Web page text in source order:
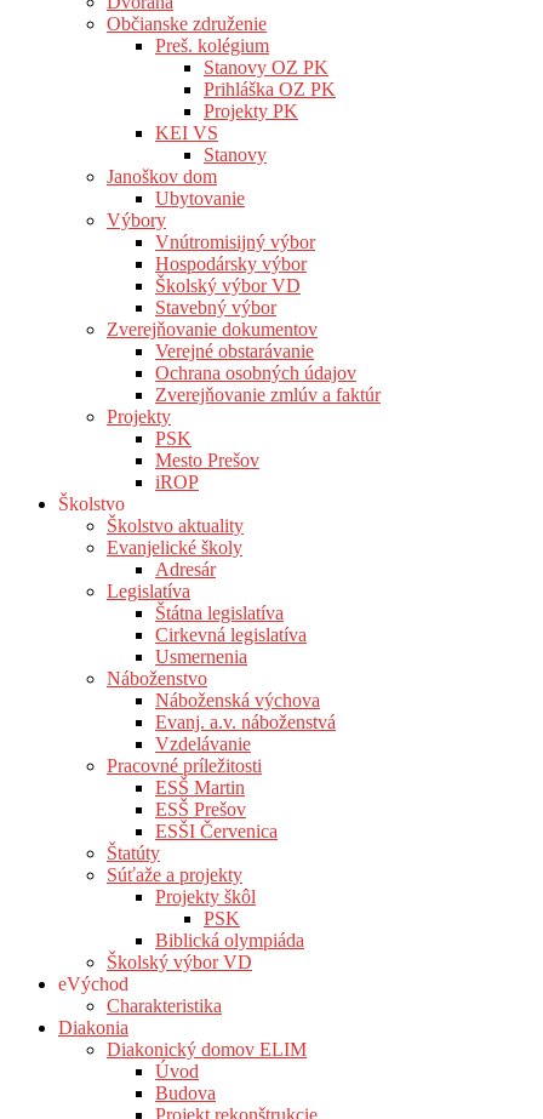
Občianske združenie
Preš. kolégium
Stanovy OZ PK
Prihláška OZ PK
Projekty PK
KEI VS
Stanovy
Janoškov dom
Ubytovanie
Výbory
Vnútromisijný výbor
Hospodársky výbor
Školský výbor VD
Stavebný výbor
Zverejňovanie dokumentov
Verejné obstarávanie
Ochrana osobných údajov
Zverejňovanie zmlúv a faktúr
Projekty
PSK
Mesto Prešov
iROP
Školstvo
Školstvo aktuality
Evanjelické školy
Adresár
Legislatíva
Štátna legislatíva
Cirkevná legislatíva
Usmernenia
Náboženstvo
Náboženská výchova
Evanj. a.v. náboženstvá
Vzdelávanie
Pracovné príležitosti
ESŠ Martin
ESŠ Prešov
ESŠI Červenica
Štatúty
Súťaže a projekty
Projekty škôl
PSK
Biblická olympiáda
Školský výbor VD
eVýchod
Charakteristika
Diakonia
Diakonický domov ELIM
Úvod
Budova
Projekt rekonštrukcie